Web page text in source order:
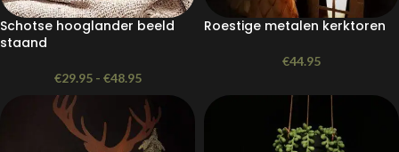
Schotse hooglander beeld
staand
€29.95 - €48.95
Roestige metalen kerktoren
€44.95